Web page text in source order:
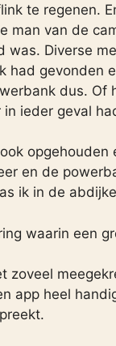
te regenen.
man van de
was. Diverse
had gevonden
dus.
ieder geval
en de
ik in de
waarin een
zoveel
app heel